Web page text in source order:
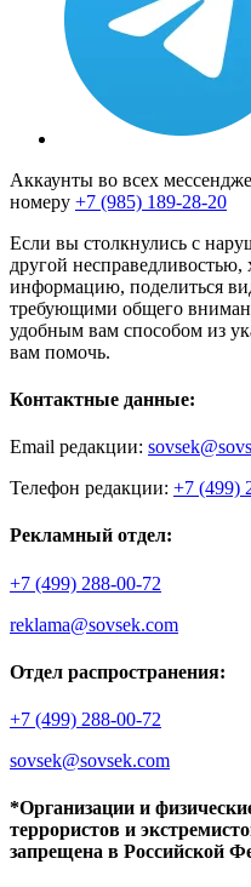
Аккаунты во всех
номеру +7 (985) 189-28-20
Если вы столкнулись с
другой
информацию, поделиться
требующими общего
удобным вам способом из
вам помочь.
Контактные данные:
Email редакции:
Телефон редакции: +7 (499)
Рекламный отдел:
+7 (499) 288-00-72
reklama@sovsek.com
Отдел распространения:
+7 (499) 288-00-72
sovsek@sovsek.com
*Организации и
террористов и
запрещена в Российской